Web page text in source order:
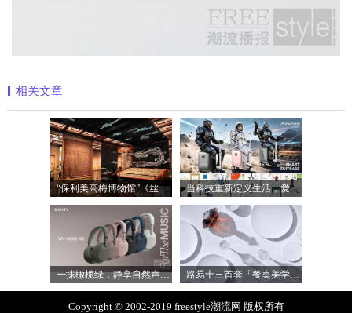
相关文章
“保利美高梅博物馆”《丝路》大展最后 当科技重新定义生活，爱尔威Airwheel正在
一抹橄榄绿，静享自然声 索尼WH-1000XM6橄 路易十三首套「餐桌美学」系列正式揭晓
Copyright © 2002-2019 freestyle潮流网 版权所有